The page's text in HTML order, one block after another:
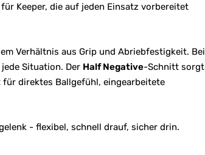
Keeper, die auf jeden Einsatz vorbereitet
Verhältnis aus Grip und Abriebfestigkeit. Bei
Situation. Der Half Negative-Schnitt sorgt
direktes Ballgefühl, eingearbeitete
- flexibel, schnell drauf, sicher drin.